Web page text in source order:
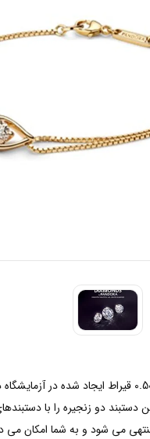
دستبند دو زنجیره را با
می شود و به شما امکان می